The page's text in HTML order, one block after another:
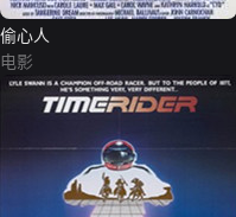
偷心人
电影